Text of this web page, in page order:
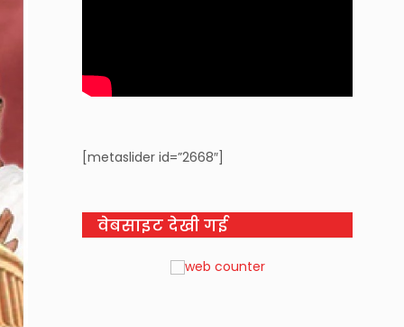
[metaslider id=”2668″]
वेबसाइट देखी गई